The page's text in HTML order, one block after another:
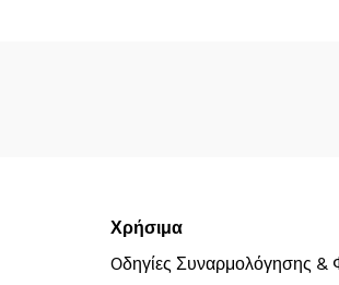
Χρήσιμα
Oδηγίες Συναρμολόγησης &